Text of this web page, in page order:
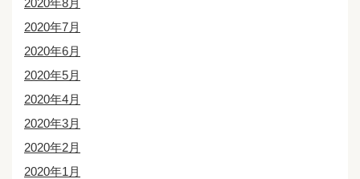
2020年7月
2020年6月
2020年5月
2020年4月
2020年3月
2020年2月
2020年1月